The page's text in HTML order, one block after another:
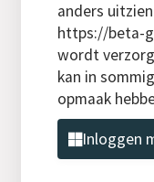
anders
https://beta-
wordt
kan in
opmaak
Inloggen